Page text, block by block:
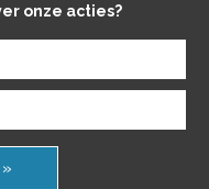
onze acties?